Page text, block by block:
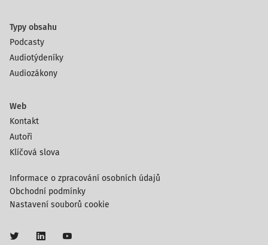
Typy obsahu
Podcasty
Audiotýdeníky
Audiozákony
Web
Kontakt
Autoři
Klíčová slova
Informace o zpracování osobních údajů
Obchodní podmínky
Nastavení souborů cookie